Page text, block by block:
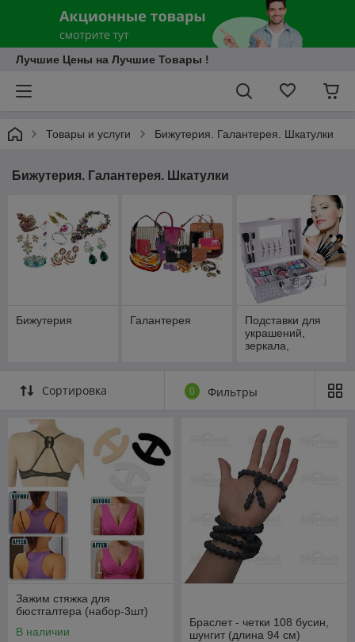
Лучшие Цены на Лучшие Товары !
Товары и услуги Бижутерия. Галантерея. Шкатулки
Бижутерия. Галантерея. Шкатулки
Бижутерия Галантерея
Подставки для
украшений,
зеркала,
Сортировка 0 Фильтры
Зажим стяжка для
бюстгалтера (набор-3шт)
В наличии
Браслет - четки 108 бусин,
шунгит (длина 94 см)